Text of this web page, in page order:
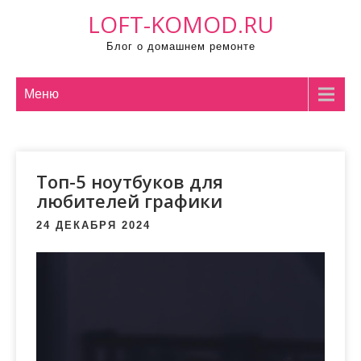
LOFT-KOMOD.RU
Блог о домашнем ремонте
Меню
Топ-5 ноутбуков для
любителей графики
24 ДЕКАБРЯ 2024